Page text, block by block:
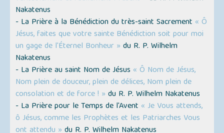
Nakatenus
- La Prière à la Bénédiction du très-saint Sacrement « Ô
Jésus, faites que votre sainte Bénédiction soit pour moi
un gage de l'Éternel Bonheur » du R. P. Wilhelm
Nakatenus
- La Prière au saint Nom de Jésus « Ô Nom de Jésus,
Nom plein de douceur, plein de délices, Nom plein de
consolation et de force ! » du R. P. Wilhelm Nakatenus
- La Prière pour le Temps de l'Avent « Je Vous attends,
ô Jésus, comme les Prophètes et les Patriarches Vous